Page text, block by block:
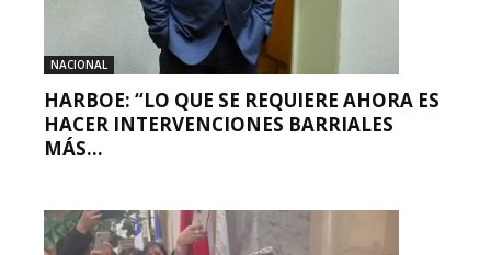
NACIONAL
HARBOE: “LO QUE SE REQUIERE AHORA ES
HACER INTERVENCIONES BARRIALES
MÁS...